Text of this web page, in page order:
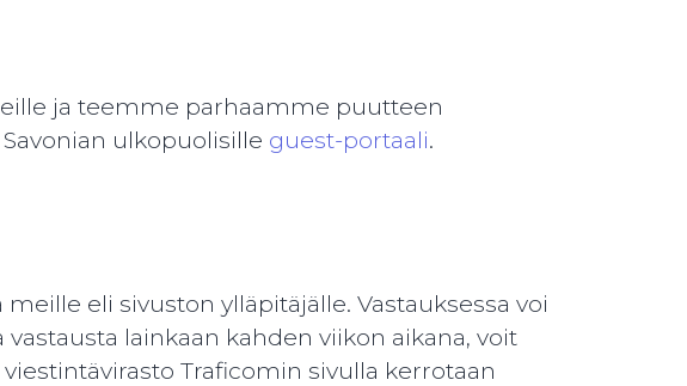
ja teemme parhaamme puutteen
Savonian ulkopuolisille guest-portaali.
eli sivuston ylläpitäjälle. Vastauksessa voi
vastausta lainkaan kahden viikon aikana, voit
Traficomin sivulla kerrotaan